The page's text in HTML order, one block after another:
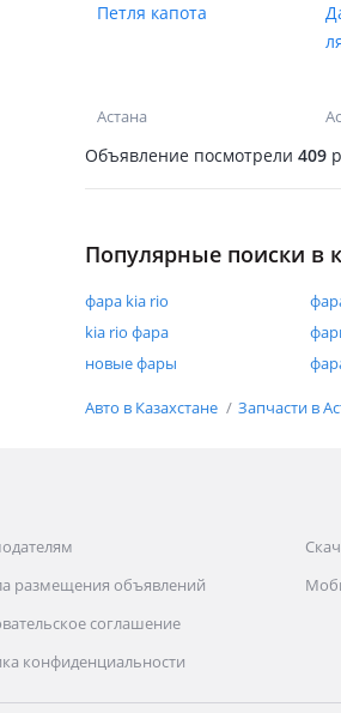
Петля капота
Астана
Объявление посмотрели 409
Популярные поиски в
фара kia rio
kia rio фара
новые фары
Авто в Казахстане Запчасти в
размещения объявлений
соглашение
конфиденциальности